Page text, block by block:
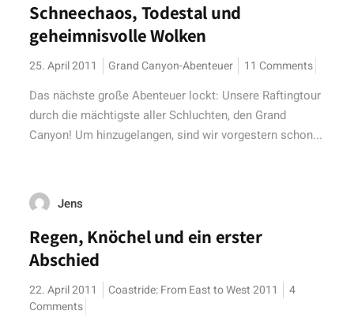
Schneechaos, Todestal und
geheimnisvolle Wolken
25. April 2011 Grand Canyon-Abenteuer 11 Comments
Das nächste große Abenteuer lockt: Unsere Raftingtour
durch die mächtigste aller Schluchten, den Grand
Canyon! Um hinzugelangen, sind wir vorgestern schon...
Jens
Regen, Knöchel und ein erster
Abschied
22. April 2011 Coastride: From East to West 2011
4
Comments